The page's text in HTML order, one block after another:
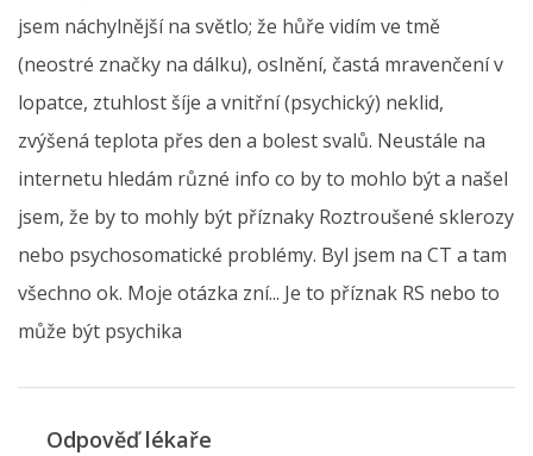
jsem náchylnější na světlo; že hůře vidím ve tmě
(neostré značky na dálku), oslnění, častá mravenčení v
lopatce, ztuhlost šíje a vnitřní (psychický) neklid,
zvýšená teplota přes den a bolest svalů. Neustále na
internetu hledám různé info co by to mohlo být a našel
jsem, že by to mohly být příznaky Roztroušené sklerozy
nebo psychosomatické problémy. Byl jsem na CT a tam
všechno ok. Moje otázka zní... Je to příznak RS nebo to
může být psychika
Odpověď lékaře